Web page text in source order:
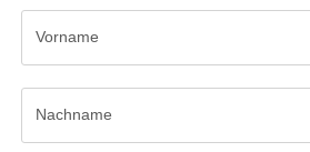
Vorname
Nachname